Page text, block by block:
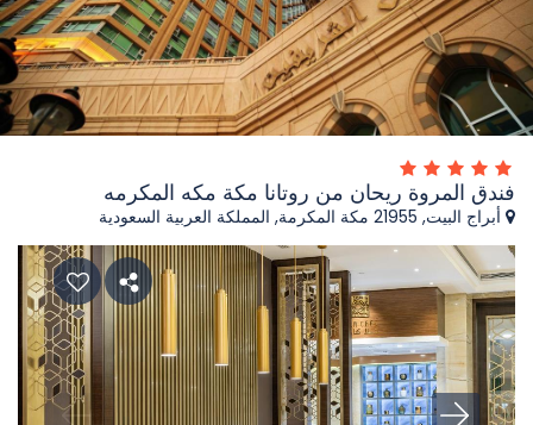
فندق المروة ريحان من روتانا مكة مكه المكرمه
أبراج البيت, 21955 مكة المكرمة, المملكة العربية السعودية